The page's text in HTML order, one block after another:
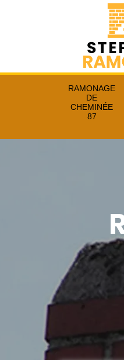
RAMONAGE
DE
CHEMINÉE
87